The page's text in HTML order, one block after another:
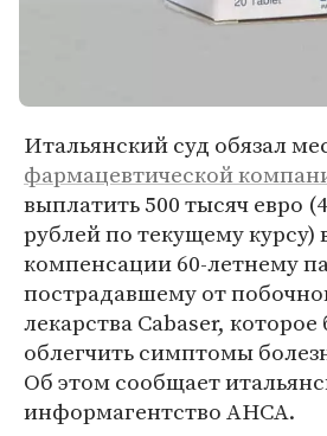
Итальянский суд обязал
фармацевтической
выплатить 500 тысяч евро
рублей по текущему курсу)
компенсации 60-летнему
пострадавшему от
лекарства Cabaser,
облегчить симптомы
Об этом сообщает
информагентство АНСА.